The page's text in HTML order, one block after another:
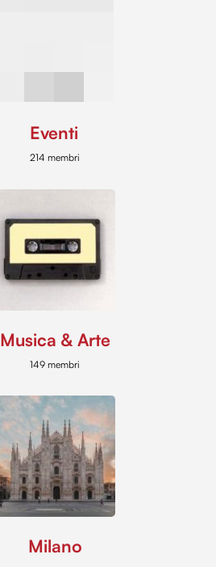
Eventi
214 membri
Musica & Arte
149 membri
Milano